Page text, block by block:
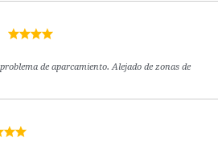
de aparcamiento. Alejado de zonas de